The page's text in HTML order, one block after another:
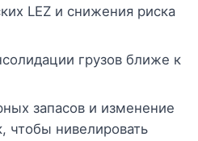
LEZ и снижения риска
грузов ближе к
запасов и изменение
чтобы нивелировать